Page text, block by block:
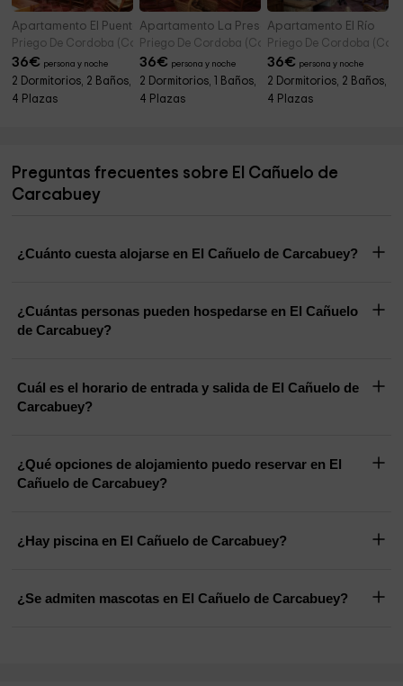
Apartamento El Puente
Priego De Cordoba (Córdoba)
36€ persona y noche
2 Dormitorios, 2 Baños,
4 Plazas
Apartamento La Presa
Priego De Cordoba (Córdoba)
36€ persona y noche
2 Dormitorios, 1 Baños,
4 Plazas
Apartamento El Río
Priego De Cordoba
36€ persona y noche
2 Dormitorios, 2 Baños,
4 Plazas
Preguntas frecuentes sobre El Cañuelo de
Carcabuey
¿Cuánto cuesta alojarse en El Cañuelo de Carcabuey?
¿Cuántas personas pueden hospedarse en El Cañuelo
de Carcabuey?
Cuál es el horario de entrada y salida de El Cañuelo de
Carcabuey?
¿Qué opciones de alojamiento puedo reservar en El
Cañuelo de Carcabuey?
¿Hay piscina en El Cañuelo de Carcabuey?
¿Se admiten mascotas en El Cañuelo de Carcabuey?